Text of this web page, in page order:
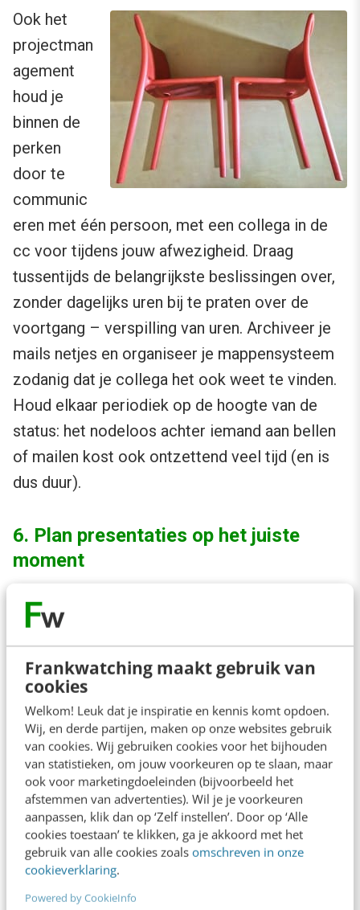
Frankwatching maakt gebruik van
cookies
Welkom! Leuk dat je inspiratie en kennis komt opdoen.
Wij, en derde partijen, maken op onze websites gebruik
van cookies. Wij gebruiken cookies voor het bijhouden
van statistieken, om jouw voorkeuren op te slaan, maar
ook voor marketingdoeleinden (bijvoorbeeld het
afstemmen van advertenties). Wil je je voorkeuren
aanpassen, klik dan op ‘Zelf instellen’. Door op ‘Alle
cookies toestaan’ te klikken, ga je akkoord met het
gebruik van alle cookies zoals omschreven in onze
cookieverklaring.
Powered by CookieInfo
Ook het
projectman
agement
houd je
binnen de
perken
door te
communic
eren met één persoon, met een collega in de
cc voor tijdens jouw afwezigheid. Draag
tussentijds de belangrijkste beslissingen over,
zonder dagelijks uren bij te praten over de
voortgang – verspilling van uren. Archiveer je
mails netjes en organiseer je mappensysteem
zodanig dat je collega het ook weet te vinden.
Houd elkaar periodiek op de hoogte van de
status: het nodeloos achter iemand aan bellen
of mailen kost ook ontzettend veel tijd (en is
dus duur).
6. Plan presentaties op het juiste
moment
Het is zover, je concept is gereed en lijkt te
staan als een huis. Toch heb je nog goedkeuring
nodig van een belangrijke manager. Plan je
presentatie op een strategisch moment. Je
bent ver genoeg om een overtuigend verhaal
neer te zetten: maar er is nog ruimte voor
bijsturing. Als je toehoorders geen input meer
mogen geven, ben je al te laat. Als je idee nog
zo vaag is dat niemand snapt wat je bedoelt,
roep je te veel vragen op die je allemaal weer
moet beantwoorden. Kortom, een juiste
inschatting van de zeggingskracht van je